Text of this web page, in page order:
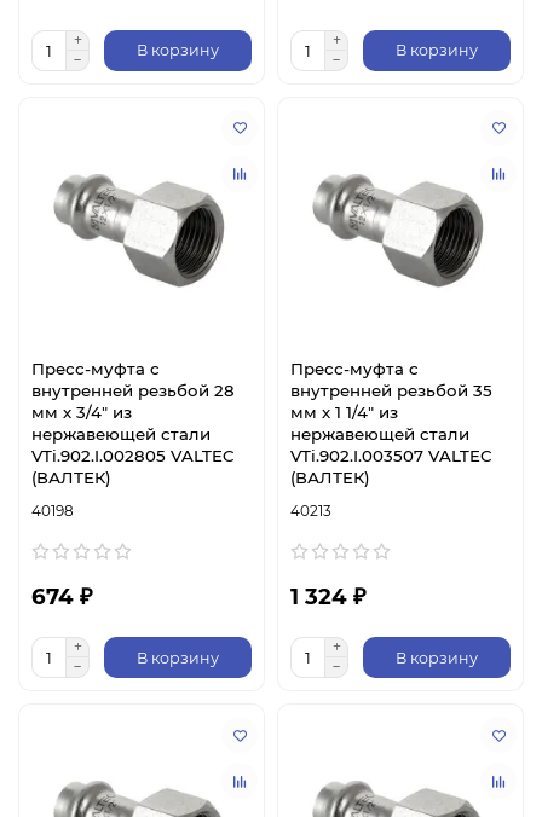
В корзину В корзину
Пресс-муфта с
внутренней резьбой 28
мм х 3/4" из
нержавеющей стали
VTi.902.I.002805 VALTEC
(ВАЛТЕК)
40198
674 ₽
В корзину
Пресс-муфта с
внутренней резьбой 35
мм х 1 1/4" из
нержавеющей стали
VTi.902.I.003507 VALTEC
(ВАЛТЕК)
40213
1 324 ₽
В корзину